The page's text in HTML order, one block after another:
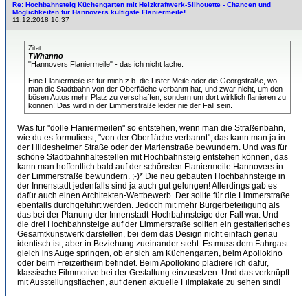
Re: Hochbahnsteig Küchengarten mit Heizkraftwerk-Sil­hou­et­te - Chancen und
Möglichkeiten für Hannovers kultigste Flaniermeile!
11.12.2018 16:37
Zitat
TWhanno
"Hannovers Flaniermeile" - das ich nicht lache.
Eine Flaniermeile ist für mich z.b. die Lister Meile oder die Georgstraße, wo
man die Stadtbahn von der Oberfläche verbannt hat, und zwar nicht, um den
bösen Autos mehr Platz zu verschaffen, sondern um dort wirklich flanieren zu
können! Das wird in der Limmerstraße leider nie der Fall sein.
Was für "dolle Flaniermeilen" so entstehen, wenn man die Straßenbahn,
wie du es formulierst, "von der Oberfläche verbannt", das kann man ja in
der Hildesheimer Straße oder der Marienstraße bewundern. Und was für
schöne Stadtbahnhaltestellen mit Hochbahnsteig entstehen können, das
kann man hoffentlich bald auf der schönsten Flaniermeile Hannovers in
der Limmerstraße bewundern. ;-)* Die neu gebauten Hochbahnsteige in
der Innenstadt jedenfalls sind ja auch gut gelungen! Allerdings gab es
dafür auch einen Architekten-Wettbewerb. Der sollte für die Limmerstraße
ebenfalls durchgeführt werden. Jedoch mit mehr Bürgerbeteiligung als
das bei der Planung der Innenstadt-Hochbahnsteige der Fall war. Und
die drei Hochbahnsteige auf der Limmerstraße sollten ein gestalterisches
Gesamtkunstwerk darstellen, bei dem das Design nicht einfach genau
identisch ist, aber in Beziehung zueinander steht. Es muss dem Fahrgast
gleich ins Auge springen, ob er sich am Küchengarten, beim Apollokino
oder beim Freizeitheim befindet. Beim Apollokino plädiere ich dafür,
klassische Filmmotive bei der Gestaltung einzusetzen. Und das verknüpft
mit Ausstellungsflächen, auf denen aktuelle Filmplakate zu sehen sind!